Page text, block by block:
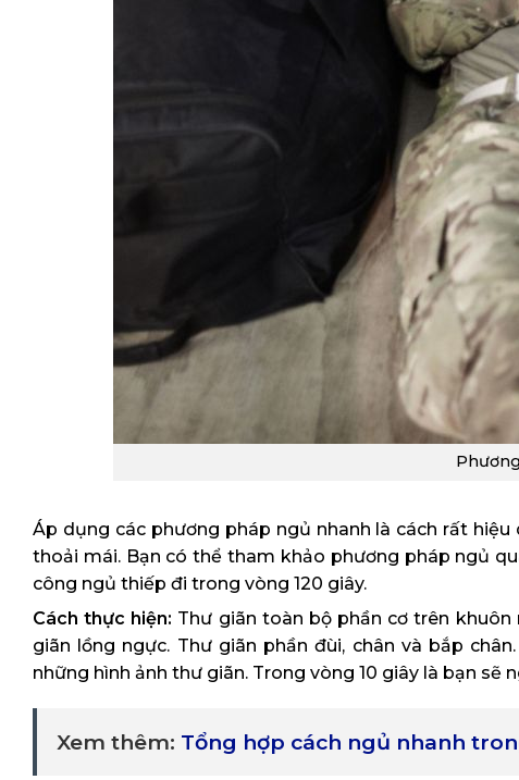
Áp dụng các phương pháp ngủ nhanh là cách rất
thoải mái. Bạn có thể tham khảo phương pháp ngủ
công ngủ thiếp đi trong vòng 120 giây.
Cách thực hiện: Thư giãn toàn bộ phần cơ trên
giãn lồng ngực. Thư giãn phần đùi, chân và bắp
những hình ảnh thư giãn. Trong vòng 10 giây là bạn sẽ
Xem thêm: Tổng hợp cách ngủ nhanh